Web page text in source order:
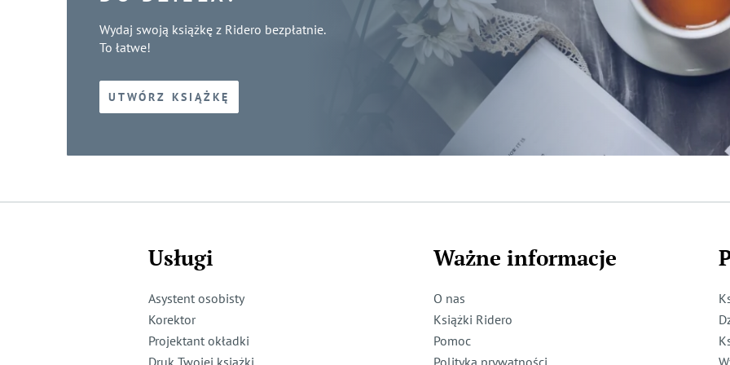
Wydaj swoją książkę z Ridero bezpłatnie.
To łatwe!
UTWÓRZ KSIĄŻKĘ
Usługi
Asystent osobisty
Korektor
Projektant okładki
Druk Twojej książki
Ważne informacje
O nas
Książki Ridero
Pomoc
Polityka prywatności